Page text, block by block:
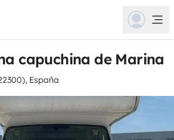
capuchina de Marina
España